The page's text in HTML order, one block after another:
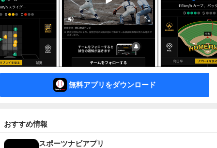
無料アプリをダウンロード
おすすめ情報
スポーツナビアプリ